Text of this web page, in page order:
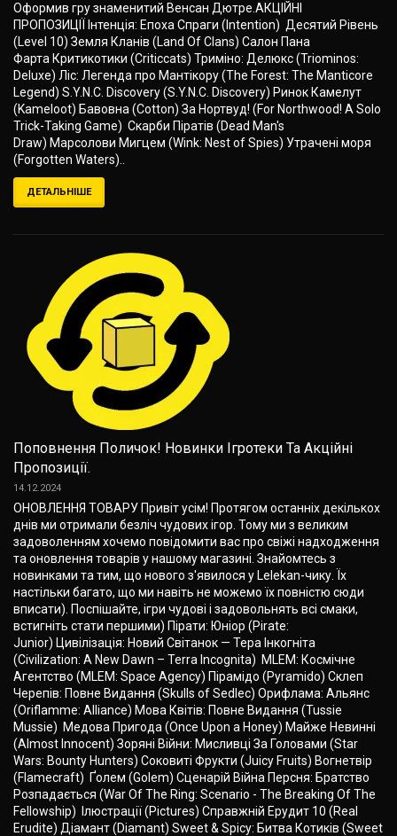
Оформив гру знаменитий Венсан Дютре.АКЦІЙНІ
ПРОПОЗИЦІЇ Інтенція: Епоха Спраги (Intention) Десятий Рівень
(Level 10) Земля Кланів (Land Of Clans) Салон Пана
Фарта Критикотики (Critiсcats) Триміно: Делюкс (Triominos:
Deluxe) Ліс: Легенда про Мантікору (The Forest: The Manticore
Legend) S.Y.N.C. Discovery (S.Y.N.C. Discovery) Ринок Камелут
(Kameloot) Бавовна (Cotton) За Нортвуд! (For Northwood! A Solo
Trick-Taking Game) Скарби Піратів (Dead Man's
Draw) Марсолови Мигцем (Wink: Nest of Spies) Утрачені моря
(Forgotten Waters)..
ДЕТАЛЬНІШЕ
Поповнення Поличок! Новинки Ігротеки Та Акційні
Пропозиції.
14.12.2024
ОНОВЛЕННЯ ТОВАРУ Привіт усім! Протягом останніх декількох
днів ми отримали безліч чудових ігор. Тому ми з великим
задоволенням хочемо повідомити вас про свіжі надходження
та оновлення товарів у нашому магазині. Знайомтесь з
новинками та тим, що нового з'явилося у Lelekan-чику. Їх
настільки багато, що ми навіть не можемо їх повністю сюди
вписати). Поспішайте, ігри чудові і задовольнять всі смаки,
встигніть стати першими) Пірати: Юніор (Pirate:
Junior) Цивілізація: Новий Cвітанок — Тера Інкогніта
(Civilization: A New Dawn – Terra Incognita) MLEM: Космічне
Агентство (MLEM: Space Agency) Пірамідо (Pyramido) Склеп
Черепів: Повне Видання (Skulls of Sedlec) Орифлама: Альянс
(Oriflamme: Alliance) Мова Квітів: Повне Видання (Tussie
Mussie) Медова Пригода (Once Upon a Honey) Майже Невинні
(Almost Innocent) Зоряні Війни: Мисливці За Головами (Star
Wars: Bounty Hunters) Соковиті Фрукти (Juicy Fruits) Вогнетвір
(Flamecraft) Ґолем (Golem) Сценарій Війна Персня: Братство
Розпадається (War Of The Ring: Scenario - The Breaking Of The
Fellowship) Ілюстрації (Pictures) Справжній Ерудит 10 (Real
Erudite) Діамант (Diamant) Sweet & Spicy: Битва Котиків (Sweet